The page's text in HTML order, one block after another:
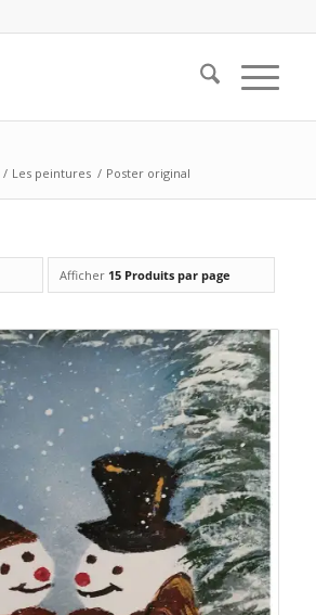
/ Les peintures / Poster original
Afficher 15 Produits par page